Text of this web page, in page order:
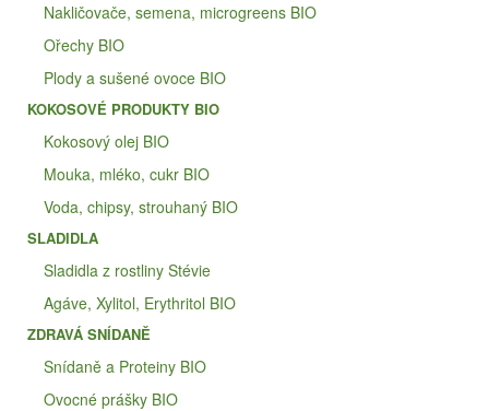
Nakličovače, semena, microgreens BIO
Ořechy BIO
Plody a sušené ovoce BIO
KOKOSOVÉ PRODUKTY BIO
Kokosový olej BIO
Mouka, mléko, cukr BIO
Voda, chipsy, strouhaný BIO
SLADIDLA
Sladidla z rostliny Stévie
Agáve, Xylitol, Erythritol BIO
ZDRAVÁ SNÍDANĚ
Snídaně a Proteiny BIO
Ovocné prášky BIO